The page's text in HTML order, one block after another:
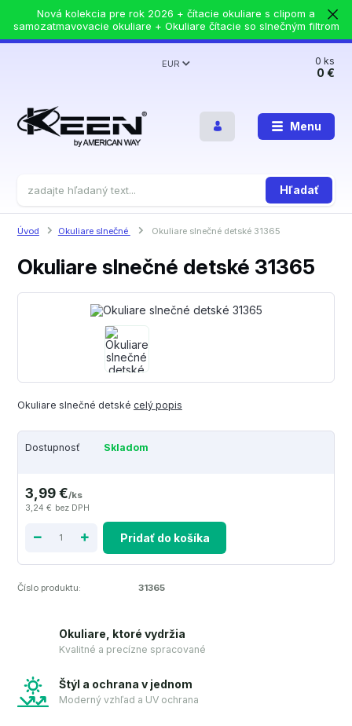
Nová kolekcia pre rok 2026 + čítacie okuliare s clipom a
samozatmavovacie okuliare + Okuliare čítacie so slnečným filtrom
Menu
EUR
Hľadať
0ks
0 €
Úvod Okuliare slnečné Okuliare slnečné detské 31365
Okuliare slnečné detské 31365
Okuliare slnečné detské celý popis
Dostupnosť Skladom
3,99 €/ks
3,24 € bez DPH
Pridať do košíka
Číslo produktu: 31365
Okuliare, ktoré vydržia
Kvalitné a precízne spracované
Štýl a ochrana v jednom
Moderný vzhľad a UV ochrana